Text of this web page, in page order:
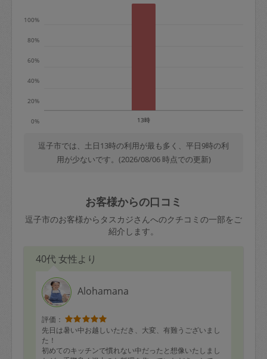
定期依頼1回（3時間）の金額とスポット
0%
20%
40%
60%
80%
100%
13時
逗子市では、土日13時の利用が最も多く、平日9時の利
用が少ないです。(2026/08/06 時点での更新)
お客様からの口コミ
逗子市のお客様からタスカジさんへのクチコミの一部をご
紹介します。
40代 女性より
Alohamana
評価：
先日は暑い中お越しいただき、大変、有難うございまし
た！
初めてのキッチンで慣れない中だったと想像いたしまし